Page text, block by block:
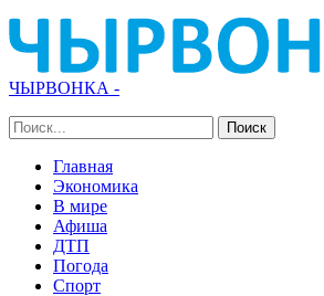
ЧЫРВОНКА -
Главная
Экономика
В мире
Афиша
ДТП
Погода
Спорт